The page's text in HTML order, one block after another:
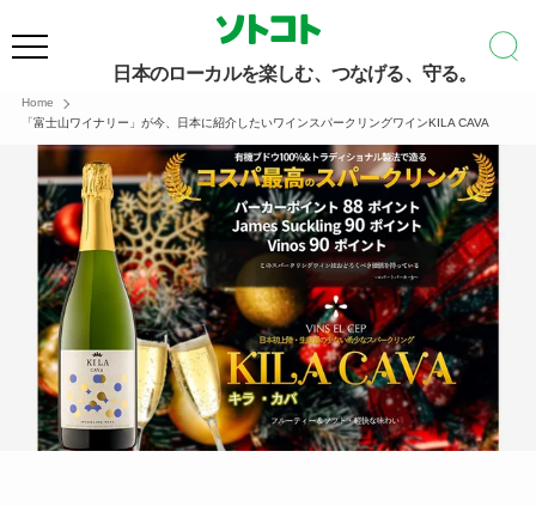
日本のローカルを楽しむ、つなげる、守る。
Home
「富士山ワイナリー」が今、日本に紹介したいワインスパークリングワインKILA CAVA